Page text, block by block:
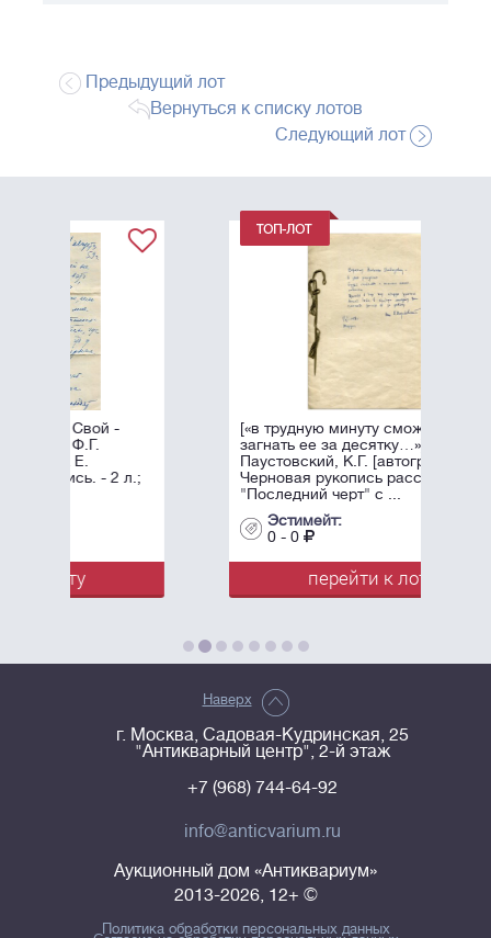
Предыдущий лот
Вернуться к списку лотов
Следующий лот
[«в трудную минуту сможете
загнать ее за десятку…»]
Паустовский, К.Г. [автограф].
Черновая рукопись рассказа
"Последний черт" с ...
перейти к лоту
Наверх
г. Москва, Садовая-Кудринская, 25
"Антикварный центр", 2-й этаж
+7 (968) 744-64-92
info@anticvarium.ru
Аукционный дом «Антиквариум»
2013-2026, 12+ ©
Политика обработки персональных данных